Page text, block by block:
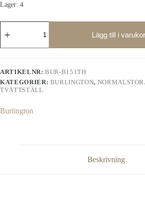
Lager: 4
Classic
65
Lägg till i
ARTIKELNR:BUR-B151TH
KATEGORIER: BURLINGTON,
TVÄTTSTÄLL
Burlington
Beskrivning